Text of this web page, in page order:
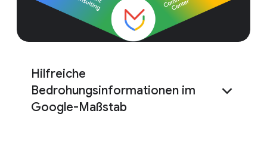
Hilfreiche
Bedrohungsinformationen im
Google-Maßstab